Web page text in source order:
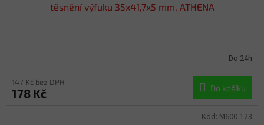
těsnění výfuku 35x41,7x5 mm, ATHENA
Do 24h
147 Kč bez DPH
178 Kč Do košíku
Kód: M600-123